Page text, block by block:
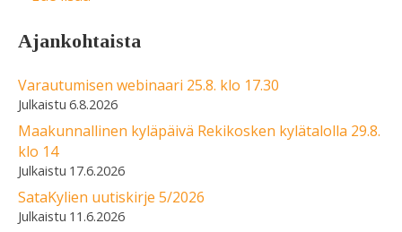
Ajankohtaista
Varautumisen webinaari 25.8. klo 17.30
6.8.2026
Maakunnallinen kyläpäivä Rekikosken kylätalolla 29.8.
klo 14
17.6.2026
SataKylien uutiskirje 5/2026
11.6.2026